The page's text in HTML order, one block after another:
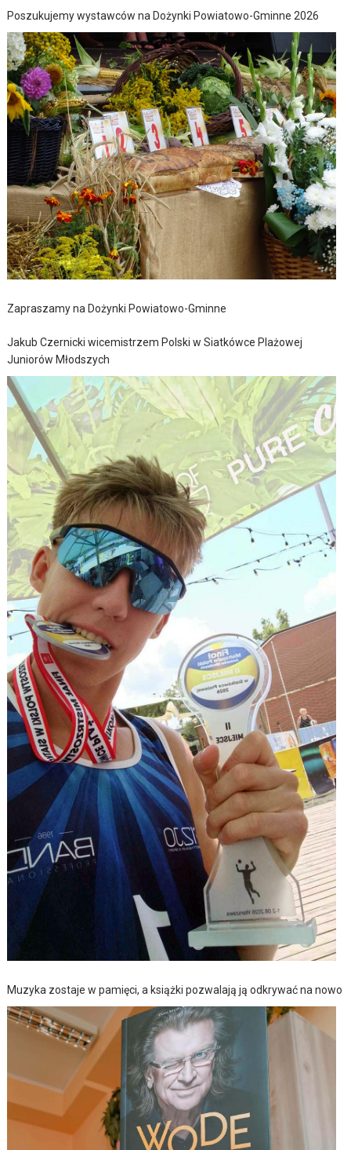
Poszukujemy wystawców na Dożynki Powiatowo-Gminne 2026
Zapraszamy na Dożynki Powiatowo-Gminne
Jakub Czernicki wicemistrzem Polski w Siatkówce Plażowej
Juniorów Młodszych
Muzyka zostaje w pamięci, a książki pozwalają ją odkrywać na nowo